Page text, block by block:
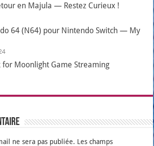
en Majula — Restez Curieux !
64 (N64) pour Nintendo Switch — My
for Moonlight Game Streaming
ne sera pas publiée. Les champs